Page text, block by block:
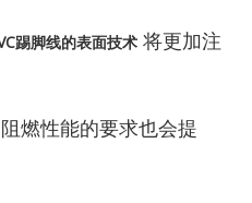
踢脚线的表面技术 将更加注
燃性能的要求也会提